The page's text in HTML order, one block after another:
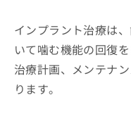
インプラント治療は
いて噛む機能の回復
治療計画、メンテナ
ります。
マイ
ナビ
クリ
ニッ
クナ
ビサ
イト
資
料
の
ご
告
出
稿
の
お
問